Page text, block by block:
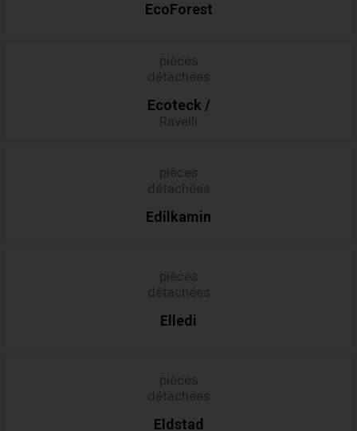
EcoForest
pièces
détachées
Ecoteck /
Ravelli
pièces
détachées
Edilkamin
pièces
détachées
Elledi
pièces
détachées
Eldstad